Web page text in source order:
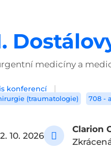
medicíny a
konferencí
(traumatologie) 708 -
10. 2026
Clarion